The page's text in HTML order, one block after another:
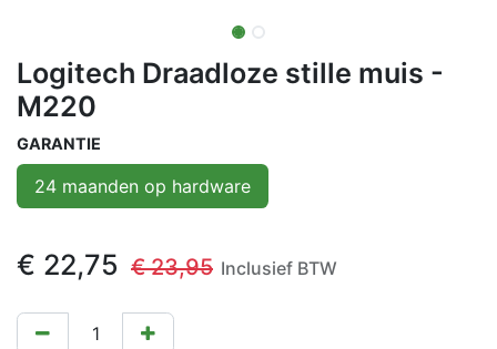
Logitech Draadloze stille muis -
M220
GARANTIE
24 maanden op hardware
€ 22,75 €23,95 Inclusief BTW